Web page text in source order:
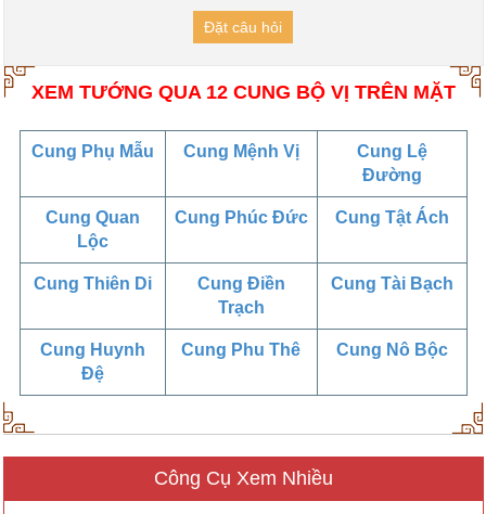
Đặt câu hỏi
XEM TƯỚNG QUA 12 CUNG BỘ VỊ TRÊN MẶT
Cung Phụ Mẫu Cung Mệnh Vị
Cung Lệ
Đường
Cung Quan
Lộc
Cung Phúc Đức Cung Tật Ách
Cung Thiên Di
Cung Điền
Trạch
Cung Tài Bạch
Cung Huynh
Đệ
Cung Phu Thê Cung Nô Bộc
Công Cụ Xem Nhiều